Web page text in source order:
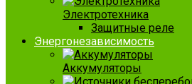
Электротехника
Защитные реле
Энергонезависимость
Аккумуляторы